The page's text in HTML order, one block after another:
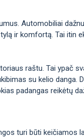
Automobiliai
ir komfortą. Tai itin
raštu. Tai ypač
su kelio danga.
padangas reikėtų
turi būti keičiamos